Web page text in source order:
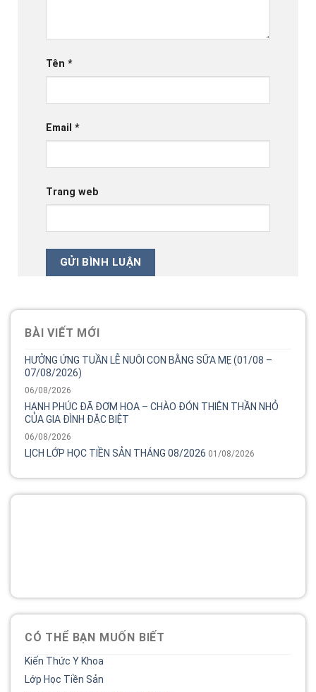
Tên *
Email *
Trang web
BÀI VIẾT MỚI
HƯỞNG ỨNG TUẦN LỄ NUÔI CON BẰNG SỮA MẸ (01/08 –
07/08/2026)
06/08/2026
HẠNH PHÚC ĐÃ ĐƠM HOA – CHÀO ĐÓN THIÊN THẦN NHỎ
CỦA GIA ĐÌNH ĐẶC BIỆT
06/08/2026
LỊCH LỚP HỌC TIỀN SẢN THÁNG 08/2026 01/08/2026
CÓ THỂ BẠN MUỐN BIẾT
Kiến Thức Y Khoa
Lớp Học Tiền Sản